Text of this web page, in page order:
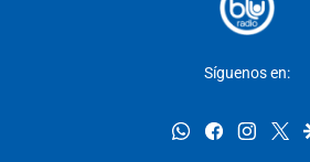
Síguenos en:
whatsappfacebook